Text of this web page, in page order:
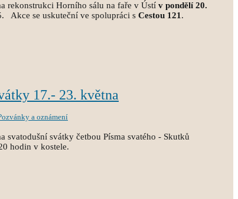
rekonstrukci Horního sálu na faře v Ústí v pondělí 20.
Akce se uskuteční ve spolupráci s Cestou 121 .
17.- 23. května
a oznámení
svatodušní svátky četbou Písma svatého - Skutků
hodin v kostele.